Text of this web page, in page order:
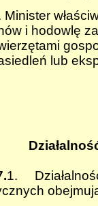
Minister
i hodowlę
lub
1.